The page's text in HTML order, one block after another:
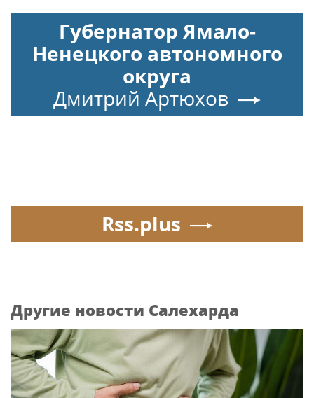
Губернатор Ямало-
Ненецкого автономного
округа
Дмитрий Артюхов
Rss.plus
Другие новости Салехарда